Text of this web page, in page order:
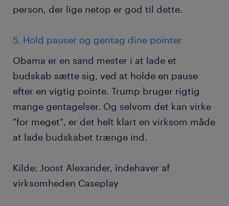
person, der lige netop er god til dette.
5. Hold pauser og gentag dine pointer
Obama er en sand mester i at lade et
budskab sætte sig, ved at holde en pause
efter en vigtig pointe. Trump bruger rigtig
mange gentagelser. Og selvom det kan virke
"for meget", er det helt klart en virksom måde
at lade budskabet trænge ind.
Kilde: Joost Alexander, indehaver af
virksomheden Caseplay